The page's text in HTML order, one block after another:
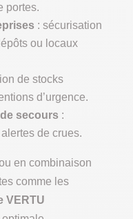
portes.
: sécurisation
ou locaux
de stocks
d’urgence.
secours :
de crues.
en combinaison
comme les
VERTU